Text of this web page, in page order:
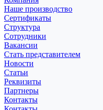
Наше производство
Сертификаты
Структура
Сотрудники
Вакансии
Стать представителем
Новости
Статьи
Реквизиты
Партнеры
Контакты